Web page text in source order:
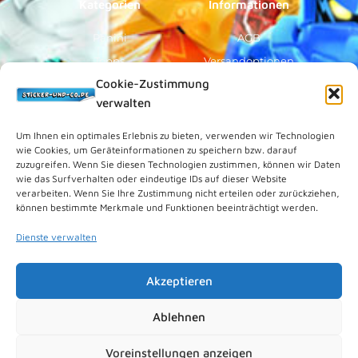
Cookie-Zustimmung
verwalten
Um Ihnen ein optimales Erlebnis zu bieten, verwenden wir Technologien
wie Cookies, um Geräteinformationen zu speichern bzw. darauf
zuzugreifen. Wenn Sie diesen Technologien zustimmen, können wir Daten
wie das Surfverhalten oder eindeutige IDs auf dieser Website
verarbeiten. Wenn Sie Ihre Zustimmung nicht erteilen oder zurückziehen,
können bestimmte Merkmale und Funktionen beeinträchtigt werden.
Dienste verwalten
Akzeptieren
Ablehnen
Voreinstellungen anzeigen
Kategorien
Panini
Topps
Blue Ocean
Sammelfiguren
Vorverkauf
Informationen
AGB
Versandoptionen
Zahlungsoptionen
Über Uns
Rechtliches
Kundenkonto
Datenschutz
Cookies (EU)
Vertrag widerrufen